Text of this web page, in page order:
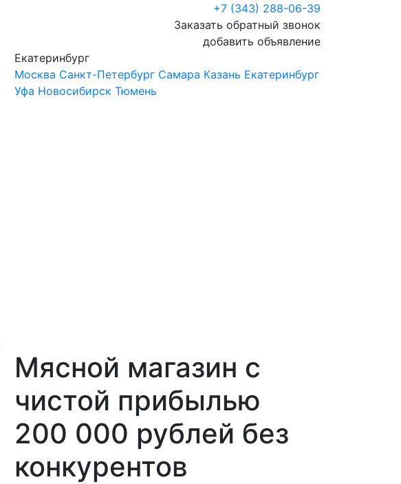
+7 (343) 288-06-39
Заказать обратный звонок
добавить объявление
Екатеринбург
Москва Санкт-Петербург Самара Казань Екатеринбург
Уфа Новосибирск Тюмень
Мясной магазин с
чистой прибылью
200 000 рублей без
конкурентов